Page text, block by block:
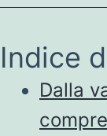
Indice
Dalla